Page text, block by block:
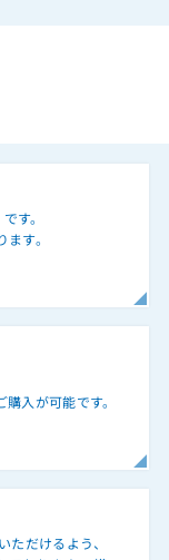
す。
す。
入が可能です。
ただけるよう、